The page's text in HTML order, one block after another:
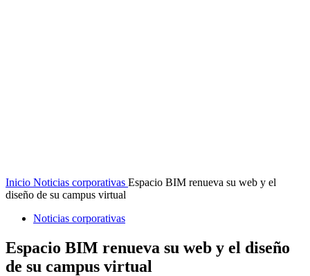
Inicio Noticias corporativas Espacio BIM renueva su web y el
diseño de su campus virtual
Noticias corporativas
Espacio BIM renueva su web y el diseño
de su campus virtual